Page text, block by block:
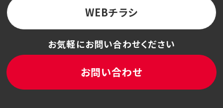
WEBチラシ
お気軽にお問い合わせください
お問い合わせ